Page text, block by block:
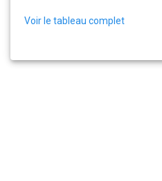
Voir le tableau complet